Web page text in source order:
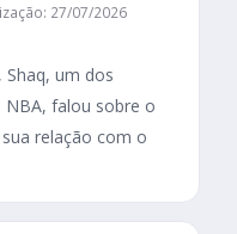
27/07/2026
Shaq, um dos
falou sobre o
relação com o